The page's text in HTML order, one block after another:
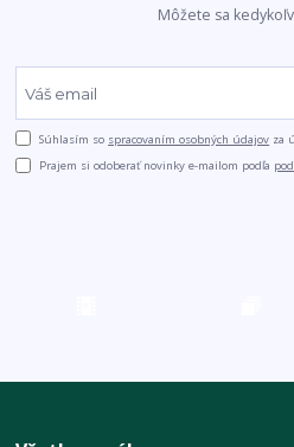
Môžete sa
Súhlasím so spracovaním osobných údajov za
Prajem si odoberať novinky e-mailom podľa